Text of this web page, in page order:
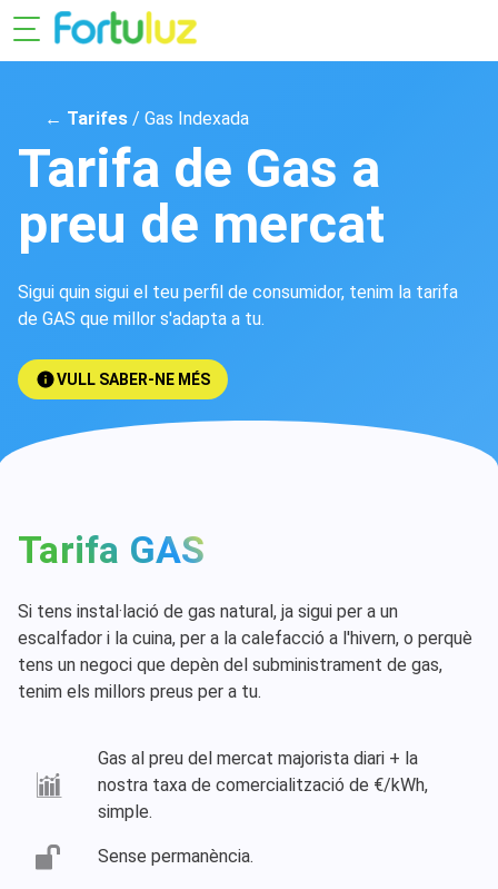
← Tarifes / Gas Indexada
Tarifa de Gas a
preu de mercat
Sigui quin sigui el teu perfil de consumidor, tenim la tarifa
de GAS que millor s'adapta a tu.
VULL SABER-NE MÉS
Tarifa GAS
Si tens instal·lació de gas natural, ja sigui per a un
escalfador i la cuina, per a la calefacció a l'hivern, o perquè
tens un negoci que depèn del subministrament de gas,
tenim els millors preus per a tu.
Gas al preu del mercat majorista diari + la
nostra taxa de comercialització de €/kWh,
simple.
Sense permanència.